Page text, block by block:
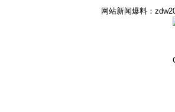
网站新闻爆料：